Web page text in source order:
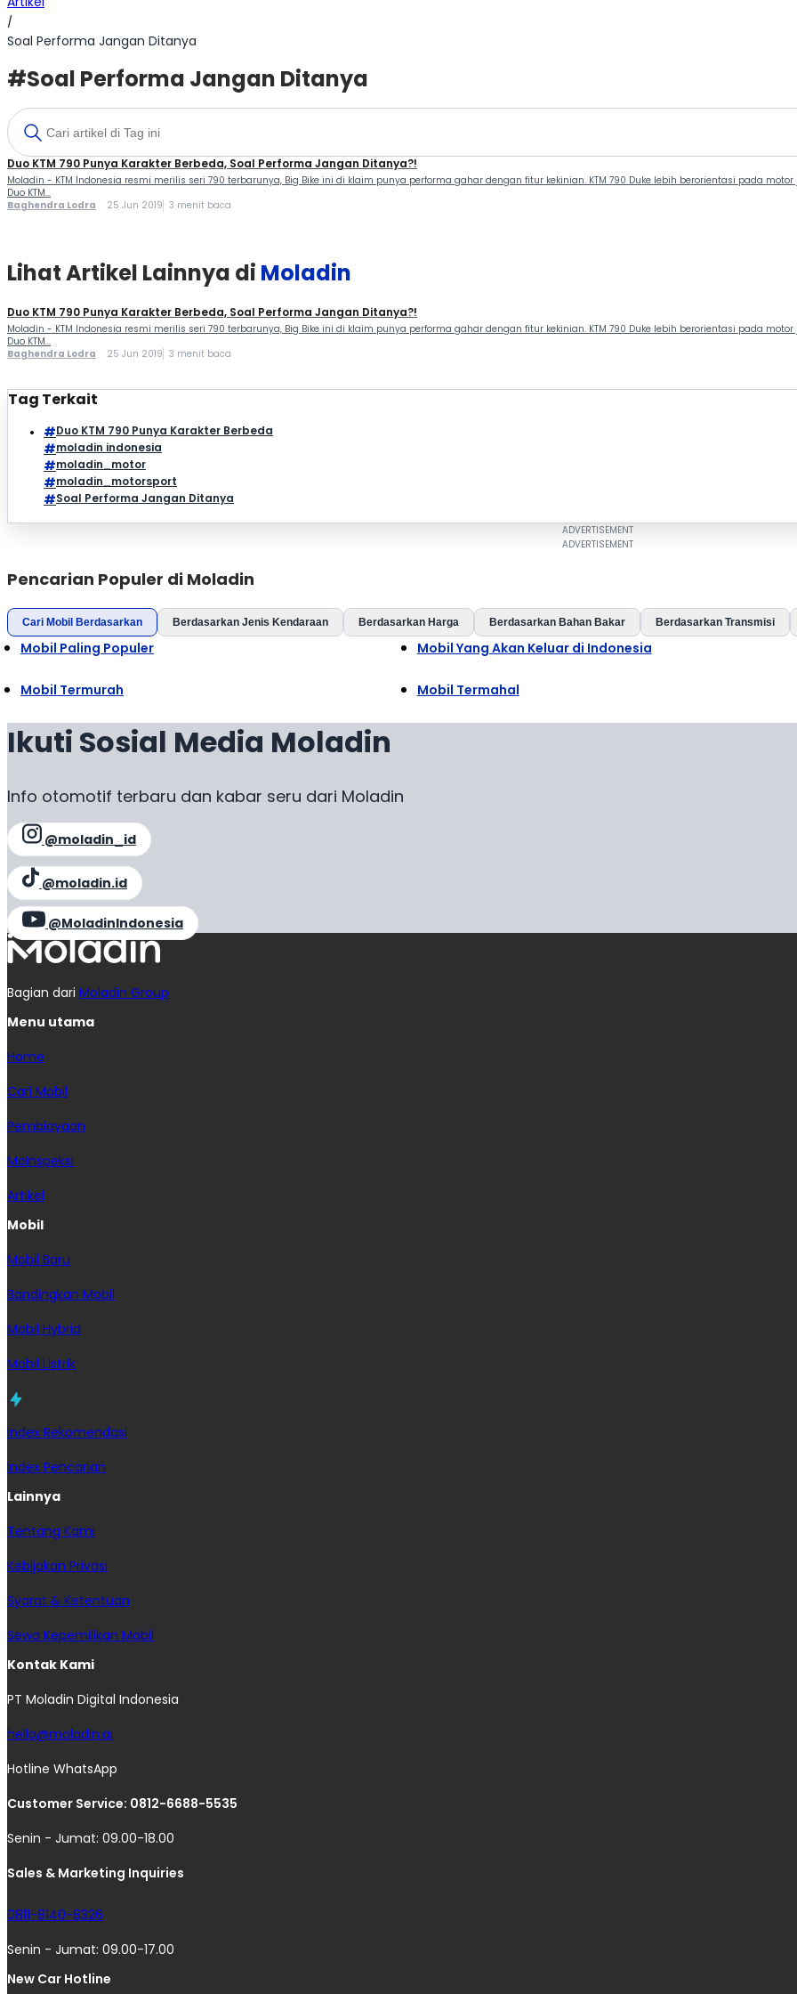
/
Soal Performa Jangan Ditanya
#Soal Performa Jangan Ditanya
Duo KTM 790 Punya Karakter Berbeda, Soal Performa Jangan Ditanya?!
Moladin - KTM Indonesia resmi merilis seri 790 terbarunya, Big Bike ini di klaim punya performa gahar dengan fitur kekinian. KTM 790 Duke lebih berorientasi pada
Duo KTM...
Baghendra Lodra 25 Jun 2019 3 menit baca
Lihat Artikel Lainnya di Moladin
Duo KTM 790 Punya Karakter Berbeda, Soal Performa Jangan Ditanya?!
Moladin - KTM Indonesia resmi merilis seri 790 terbarunya, Big Bike ini di klaim punya performa gahar dengan fitur kekinian. KTM 790 Duke lebih berorientasi pada
Duo KTM...
Baghendra Lodra 25 Jun 2019 3 menit baca
Tag Terkait
Duo KTM 790 Punya Karakter Berbeda
moladin indonesia
moladin_motor
moladin_motorsport
Soal Performa Jangan Ditanya
Pencarian Populer di Moladin
Cari Mobil Berdasarkan Berdasarkan Jenis Kendaraan Berdasarkan Harga Berdasarkan Bahan Bakar Berdasarkan Transmisi
Mobil Paling Populer Mobil Yang Akan Keluar di Indonesia
Mobil Termurah Mobil Termahal
Ikuti Sosial Media Moladin
Info otomotif terbaru dan kabar seru dari Moladin
@moladin_id
@moladin.id
@MoladinIndonesia
Bagian dari Moladin Group
Menu utama
Home
Cari Mobil
Pembiayaan
MoInspeksi
Artikel
Mobil
Mobil Baru
Bandingkan Mobil
Mobil Hybrid
Mobil Listrik
Index Rekomendasi
Index Pencarian
Lainnya
Tentang Kami
Kebijakan Privasi
Syarat & Ketentuan
Sewa Kepemilikan Mobil
Kontak Kami
PT Moladin Digital Indonesia
hello@moladin.ai
Hotline WhatsApp
Customer Service: 0812-6688-5535
Senin - Jumat: 09.00-18.00
Sales & Marketing Inquiries
0811-8140-8326
Senin - Jumat: 09.00-17.00
New Car Hotline